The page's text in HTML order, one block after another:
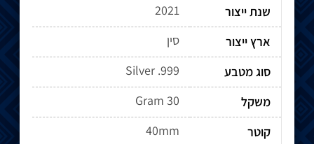
שנת ייצור
2021
ארץ ייצור
סין
סוג מטבע
Silver .999
משקל
30 Gram
קוטר
40mm